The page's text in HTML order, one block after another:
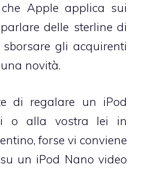
Apple applica sui
delle sterline di
gli acquirenti
novità.
di regalare un iPod
o alla vostra lei in
forse vi conviene
un iPod Nano video